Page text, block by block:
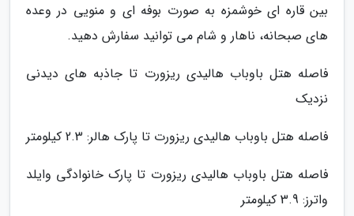
بین قاره ای خوشمزه به صورت بوفه ای و منویی در وعده
های صبحانه، ناهار و شام می توانید سفارش دهید.
فاصله هتل باوباب هالیدی ریزورت تا جاذبه های دیدنی
نزدیک
فاصله هتل باوباب هالیدی ریزورت تا پارک هالر: 2.3 کیلومتر
فاصله هتل باوباب هالیدی ریزورت تا پارک خانوادگی وایلد
واترز: 3.9 کیلومتر